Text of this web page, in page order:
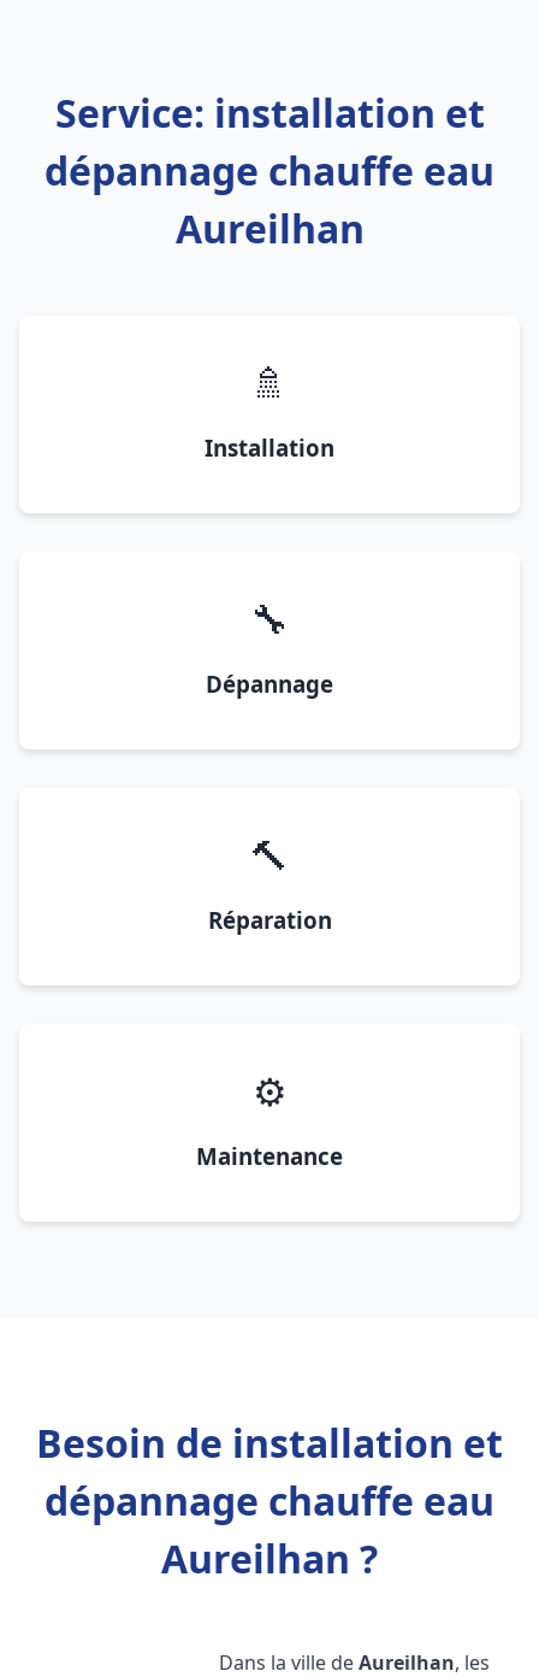
Service: installation et
dépannage chauffe eau
Aureilhan
🚿
Installation
🔧
Dépannage
🔨
Réparation
⚙️
Maintenance
Besoin de installation et
dépannage chauffe eau
Aureilhan ?
Dans la ville deAureilhan, les